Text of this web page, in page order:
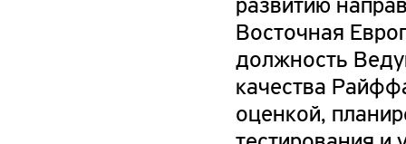
развитию
Восточная
должность
качества
оценкой,